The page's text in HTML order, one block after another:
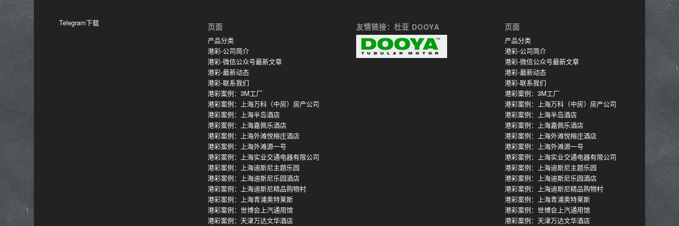
Telegram下载 页面
产品分类
港彩-公司简介
港彩-微信公众号最新文章
港彩-最新动态
港彩-联系我们
港彩案例：3M工厂
港彩案例：上海万科（中房）房产公司
港彩案例：上海半岛酒店
港彩案例：上海嘉佩乐酒店
港彩案例：上海外滩悦榕庄酒店
港彩案例：上海外滩源一号
港彩案例：上海实业交通电器有限公司
港彩案例：上海迪斯尼主题乐园
港彩案例：上海迪斯尼乐园酒店
港彩案例：上海迪斯尼精品购物村
港彩案例：上海青浦奥特莱斯
港彩案例：世博会上汽通用馆
港彩案例：天津万达文华酒店
友情链接：杜亚 DOOYA 页面
产品分类
港彩-公司简介
港彩-微信公众号最新文章
港彩-最新动态
港彩-联系我们
港彩案例：3M工厂
港彩案例：上海万科（中房）房产公司
港彩案例：上海半岛酒店
港彩案例：上海嘉佩乐酒店
港彩案例：上海外滩悦榕庄酒店
港彩案例：上海外滩源一号
港彩案例：上海实业交通电器有限公司
港彩案例：上海迪斯尼主题乐园
港彩案例：上海迪斯尼乐园酒店
港彩案例：上海迪斯尼精品购物村
港彩案例：上海青浦奥特莱斯
港彩案例：世博会上汽通用馆
港彩案例：天津万达文华酒店